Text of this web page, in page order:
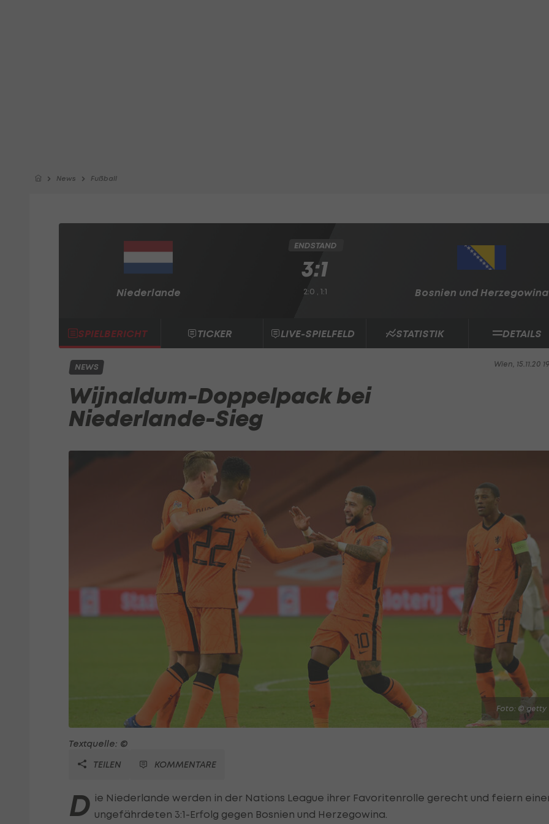
News Fußball
Niederlande Bosnien und Herzegowina
ENDSTAND
3:1
2:0 , 1:1
SPIELBERICHT TICKER LIVE-SPIELFELD STATISTIK DETAILS
Wien, 15.11.20
NEWS
Wijnaldum-Doppelpack bei
Niederlande-Sieg
Foto: © getty
Textquelle: ©
TEILEN
KOMMENTARE
D ie Niederlande werden in der Nations League ihrer Favoritenrolle gerecht und feiern
ungefährdeten 3:1-Erfolg gegen Bosnien und Herzegowina.